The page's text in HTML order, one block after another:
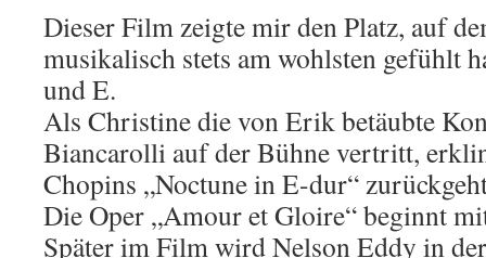
Dieser Film zeigte mir den Platz, auf
musikalisch stets am wohlsten gefühlt
und E.
Als Christine die von Erik betäubte
Biancarolli auf der Bühne vertritt,
Chopins „Noctune in E-dur“
Die Oper „Amour et Gloire“ beginnt
Später im Film wird Nelson Eddy in